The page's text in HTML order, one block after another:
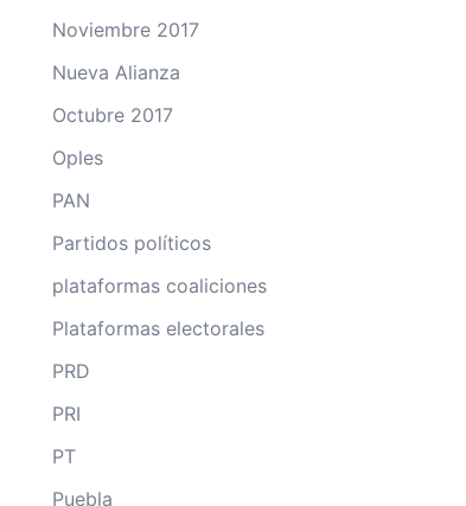
Noviembre 2017
Nueva Alianza
Octubre 2017
Oples
PAN
Partidos políticos
plataformas coaliciones
Plataformas electorales
PRD
PRI
PT
Puebla